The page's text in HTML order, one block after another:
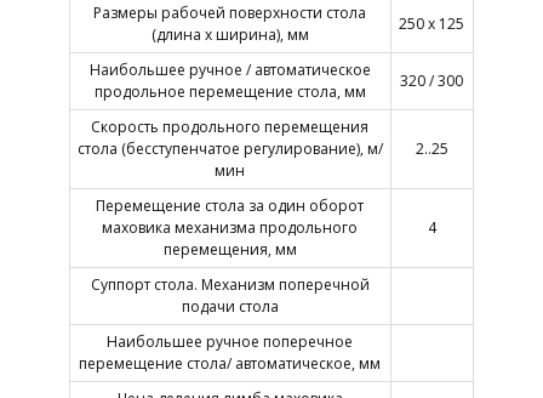
Размеры рабочей поверхности стола
(длина х ширина), мм
250 х 125
Наибольшее ручное / автоматическое
продольное перемещение стола, мм
320 / 300
Скорость продольного перемещения
стола (бесступенчатое регулирование), м/
мин
2..25
Перемещение стола за один оборот
маховика механизма продольного
перемещения, мм
4
Суппорт стола. Механизм поперечной
подачи стола
Наибольшее ручное поперечное
перемещение стола/ автоматическое, мм